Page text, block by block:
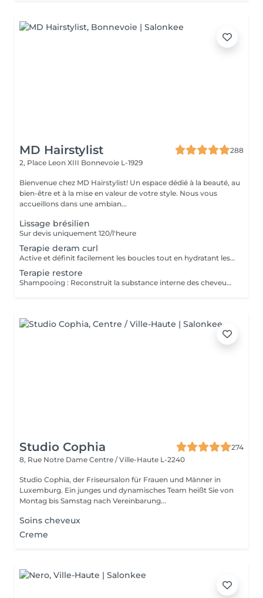
MD Hairstylist
288
2, Place Leon XIII Bonnevoie L-1929
Bienvenue chez MD Hairstylist! Un espace dédié à la beauté, au
bien-être et à la mise en valeur de votre style. Nous vous
accueillons dans une ambian...
Lissage brésilien
Sur devis uniquement 120/l'heure
Terapie deram curl
Active et définit facilement les boucles tout en hydratant les cheveux. La technologie avancée à activation thermique permet un conditionnement intense et active un facteur de mémoire des écargots, en maintenant les cheveux souples et en contrôlant les frisottis. Contient des filtres UV pour protéger de l'oxydation quotidienne et des particules de pollution. Les escargots sont activés, nourris, hydratés et protégés contre les dommages futurs
Terapie restore
Shampooing : Reconstruit la substance interne des cheveux affaiblies par des agressions chimiques et mécaniques. Réparation profonde des dommages passés. Protège la fibre. Réduit les frictions. Fibre plus brillante et plus lisse. Protège contre les dommages futurs. Masque : Son action répare la fibre en profondeur, récupérant la force, l'élasticité et la vitalité. Les cheveux sont renforcés et revitalisés. Ce masque doit être utilisé fréquemment pendant la thérapie de reconstruction à chaque lavage. Le traitement jusqu'à deux mois d'affilée ,plus tard doit être réévalué pour la poursuite ou la nouvelle thérapie.
Studio Cophia
274
8, Rue Notre Dame Centre / Ville-Haute L-2240
Studio Cophia, der Friseursalon für Frauen und Männer in
Luxemburg. Ein junges und dynamisches Team heißt Sie von
Montag bis Samstag nach Vereinbarung...
Soins cheveux
Creme